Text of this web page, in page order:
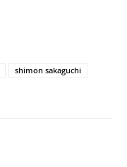
shimon sakaguchi